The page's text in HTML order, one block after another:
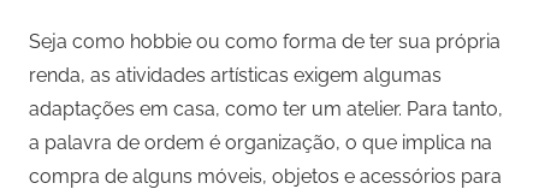
Seja como hobbie ou como forma de ter sua própria
renda, as atividades artísticas exigem algumas
adaptações em casa, como ter um atelier. Para tanto,
a palavra de ordem é organização, o que implica na
compra de alguns móveis, objetos e acessórios para